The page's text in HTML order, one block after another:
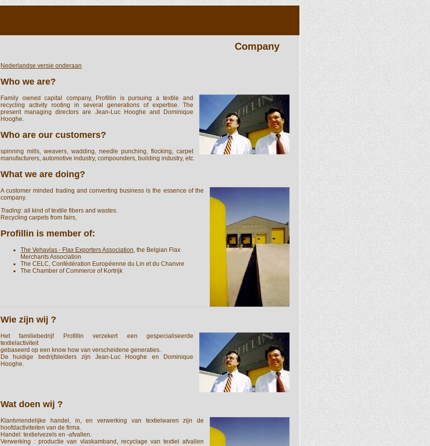
Company
Nederlandse versie onderaan
Who we are?
Family owned capital company, Profillin is pursuing a textile and
recycling activity rooting in several generations of expertise. The
present managing directors are Jean-Luc Hooghe and Dominique
Hooghe.
Who are our customers?
spinning mills, weavers, wadding, needle punching, flocking, carpet
manufacturers, automotive industry, compounders, building industry, etc.
What we are doing?
A customer minded trading and converting business is the essence of the
company.
Trading: all kind of textile fibers and wastes.
Recycling carpets from fairs,
Profillin is member of:
The Vehavlas - Flax Exporters Association , the Belgian Flax
Merchants Association
The CELC, Confédération Européenne du Lin et du Chanvre
The Chamber of Commerce of Kortrijk
Wie zijn wij ?
Het familiebedrijf Profillin verzekert een gespecialiseerde
textielactiviteit
gebaseerd op een know how van verscheidene generaties.
De huidige bedrijfsleiders zijn Jean-Luc Hooghe en Dominique
Hooghe.
Wat doen wij ?
Klantvriendelijke handel, in, en verwerking van textielwaren zijn de
hoofdactiviteiten van de firma.
Handel: textielvezels en -afvallen.
Verwerking : productie van vlaskamband, recyclage van textiel afvallen